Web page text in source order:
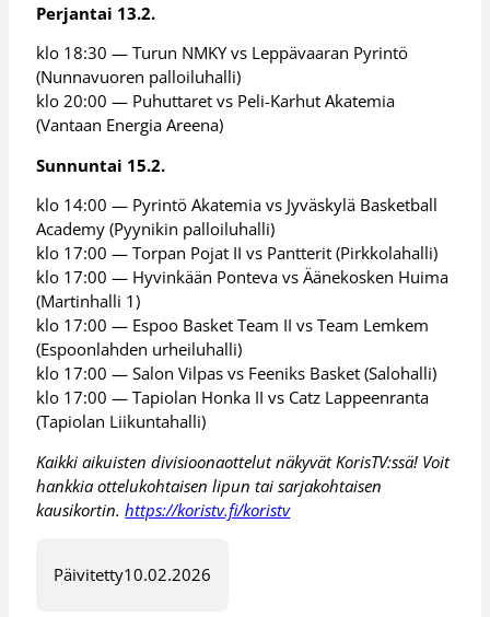
Perjantai 13.2.
klo 18:30 — Turun NMKY vs Leppävaaran Pyrintö
(Nunnavuoren palloiluhalli)
klo 20:00 — Puhuttaret vs Peli-Karhut Akatemia
(Vantaan Energia Areena)
Sunnuntai 15.2.
klo 14:00 — Pyrintö Akatemia vs Jyväskylä Basketball
Academy (Pyynikin palloiluhalli)
klo 17:00 — Torpan Pojat II vs Pantterit (Pirkkolahalli)
klo 17:00 — Hyvinkään Ponteva vs Äänekosken Huima
(Martinhalli 1)
klo 17:00 — Espoo Basket Team II vs Team Lemkem
(Espoonlahden urheiluhalli)
klo 17:00 — Salon Vilpas vs Feeniks Basket (Salohalli)
klo 17:00 — Tapiolan Honka II vs Catz Lappeenranta
(Tapiolan Liikuntahalli)
Kaikki aikuisten divisioonaottelut näkyvät KorisTV:ssä! Voit
hankkia ottelukohtaisen lipun tai sarjakohtaisen
kausikortin.https://koristv.fi/koristv
Päivitetty10.02.2026